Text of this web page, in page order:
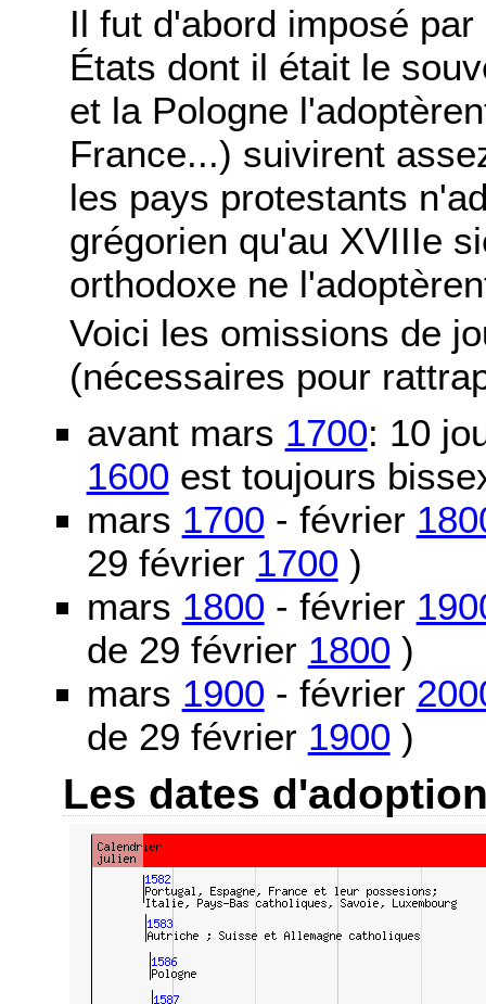
Il fut d'abord imposé
États dont il était le
et la Pologne
France...) suivirent
les pays protestants
grégorien qu'au XVIIIe
orthodoxe ne
Voici les omissions de
(nécessaires pour
avant mars 1700: 10
1600 est toujours
mars 1700 - février
29 février 1700 )
mars 1800 - février
de 29 février 1800 )
mars 1900 - février
de 29 février 1900 )
Les dates